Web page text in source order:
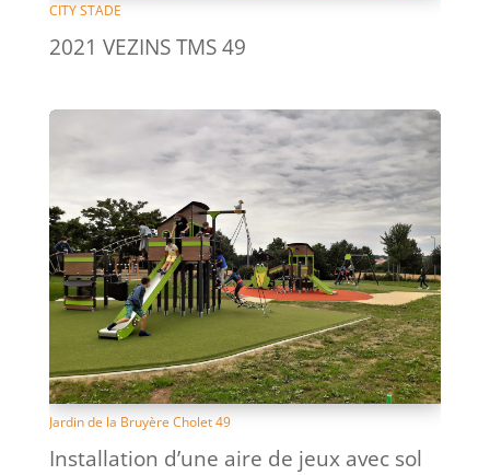
CITY STADE
2021 VEZINS TMS 49
Jardin de la Bruyère Cholet 49
Installation d’une aire de jeux avec sol